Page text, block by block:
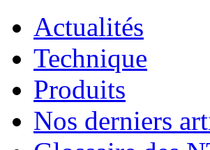
Actualités
Technique
Produits
Nos derniers